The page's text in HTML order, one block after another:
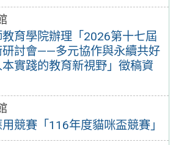
育學院辦理「2026第十七屆
討會——多元協作與永續共好
實踐的教育新視野」徵稿資
競賽「116年度貓咪盃競賽」